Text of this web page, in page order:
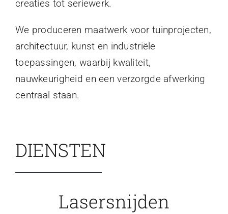
creaties tot seriewerk.
We produceren maatwerk voor tuinprojecten,
architectuur, kunst en industriële
toepassingen, waarbij kwaliteit,
nauwkeurigheid en een verzorgde afwerking
centraal staan.
DIENSTEN
Lasersnijden